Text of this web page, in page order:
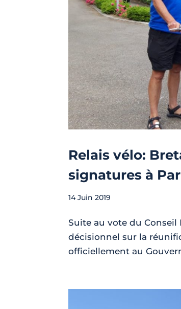
Relais vélo:
signatures à
14 Juin 2019
Suite au vote du
décisionnel sur la
officiellement au